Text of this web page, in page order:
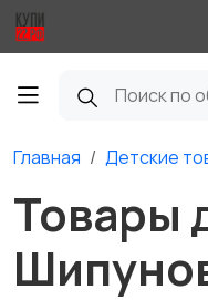
Главная Детские
Товары